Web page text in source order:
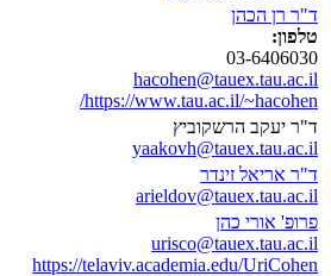
ד"ר רן הכהן
טלפון:
03-6406030
hacohen@tauex.tau.ac.il
https://www.tau.ac.il/~hacohen/
ד"ר יעקב הרשקוביץ
yaakovh@tauex.tau.ac.il
ד"ר אריאל זינדר
arieldov@tauex.tau.ac.il
פרופ' אורי כהן
urisco@tauex.tau.ac.il
https://telaviv.academia.edu/UriCohen